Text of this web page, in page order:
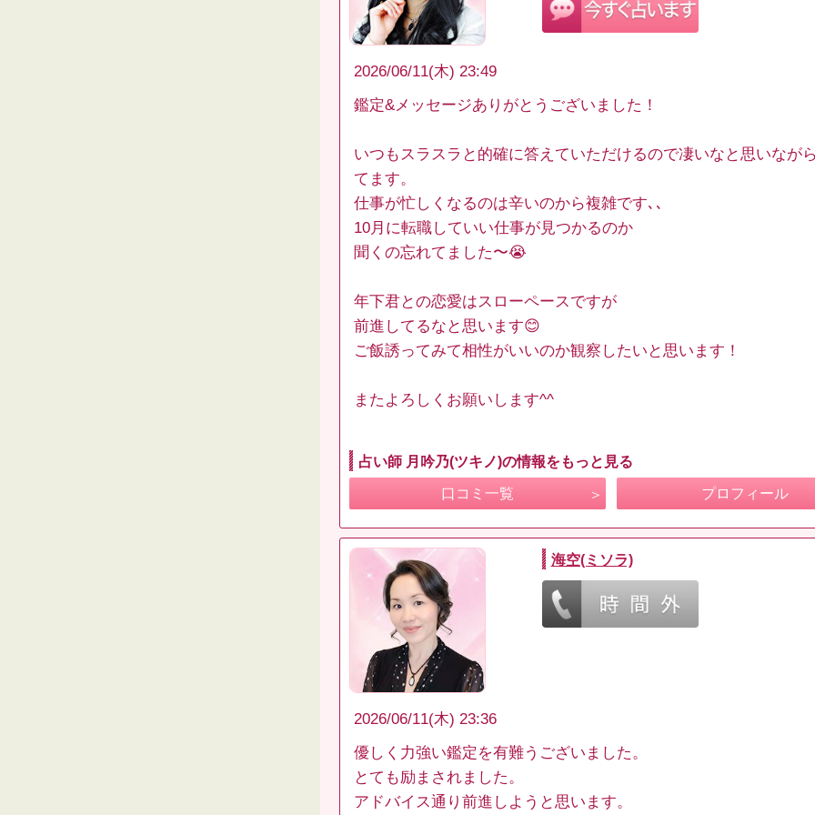
2026/06/11(木) 23:49
鑑定&メッセージありがとうございました！
いつもスラスラと的確に答えていただけるので凄いなと思いなが
てます。
仕事が忙しくなるのは辛いのから複雑です､､
10月に転職していい仕事が見つかるのか
聞くの忘れてました〜😭
年下君との恋愛はスローペースですが
前進してるなと思います😊
ご飯誘ってみて相性がいいのか観察したいと思います！
またよろしくお願いします^^
占い師 月吟乃(ツキノ)の情報をもっと見る
口コミ一覧 プロフィール
海空(ミソラ)
2026/06/11(木) 23:36
優しく力強い鑑定を有難うございました。
とても励まされました。
アドバイス通り前進しようと思います。